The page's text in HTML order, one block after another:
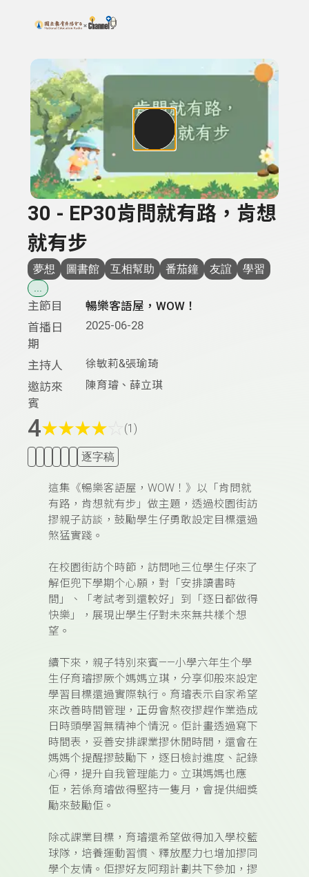
上方功能區塊
搜尋關鍵字：可輸入節目名稱、主持人或關鍵字
30 - EP30肯問就有路，肯想
就有步
夢想 圖書館 互相幫助 番茄鐘 友誼 學習
主節目
暢樂客語屋，WOW！
首播日
期
2025-06-28
主持人 徐敏莉&張瑜琦
邀訪來
賓
陳育璿、薛立琪
4★★★★ (1)
逐字稿
這集《暢樂客語屋，WOW！》以「肯問就
有路，肯想就有步」做主題，透過校園街訪
摎親子訪談，鼓勵學生仔勇敢設定目標還過
煞猛實踐。
在校園街訪个時節，訪問吔三位學生仔來了
解佢兜下學期个心願，對「安排讀書時
間」、「考試考到還較好」到「逐日都做得
快樂」，展現出學生仔對未來無共樣个想
望。
續下來，親子特別來賓——小學六年生个學
生仔育璿摎厥个媽媽立琪，分享仰般來設定
學習目標還過實際執行。育璿表示自家希望
來改善時間管理，正毋會熬夜摎趕作業造成
日時頭學習無精神个情況。佢計畫透過寫下
時間表，妥善安排課業摎休閒時間，還會在
媽媽个提醒摎鼓勵下，逐日檢討進度、記錄
心得，提升自我管理能力。立琪媽媽也應
佢，若係育璿做得堅持一隻月，會提供細獎
勵來鼓勵佢。
除忒課業目標，育璿還希望做得加入學校籃
球隊，培養運動習慣、釋放壓力乜增加摎同
學个友情。佢摎好友阿翔計劃共下參加，摎